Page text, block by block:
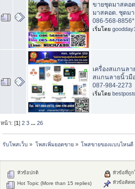
ขายชุดมาสคอ
มาสคอต. ชุดม
086-568-8856*
เริ่มโดย
เครื่องสแกนลา
สแกนลายนิ้วมื
087-984-2273
เริ่มโดย
หน้า: [1]2 3 ...26
รับโพสเว็บ » โพสเพิ่มยอดขาย» โพสขายของแบบไหนดี
หัวข้อปกติ
Hot Topic (More than 15 replies)
หัวข้อที่ถู
หัวข้อติดห